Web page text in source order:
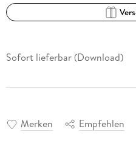
Sofort lieferbar (Download)
Merken Empfehlen